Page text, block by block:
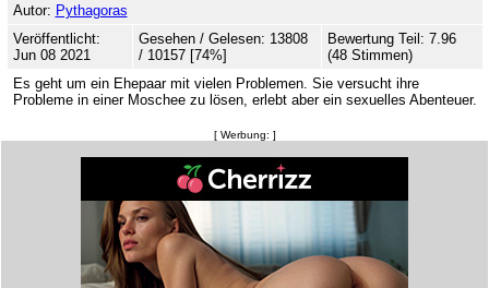
Autor: Pythagoras
Veröffentlicht:
Jun 08 2021
Gesehen / Gelesen: 13808
/ 10157 [74%]
Bewertung Teil: 7.96
(48 Stimmen)
Es geht um ein Ehepaar mit vielen Problemen. Sie versucht ihre
Probleme in einer Moschee zu lösen, erlebt aber ein sexuelles Abenteuer.
[ Werbung: ]